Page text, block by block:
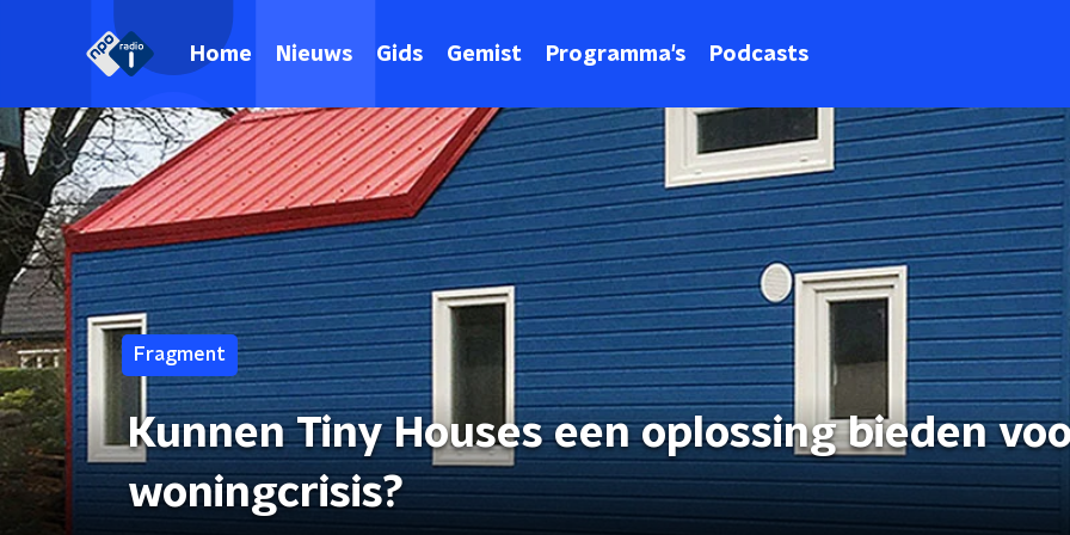
Home Nieuws Gids Gemist Programma's Podcasts
Fragment
Kunnen Tiny Houses een oplossing bieden
woningcrisis?